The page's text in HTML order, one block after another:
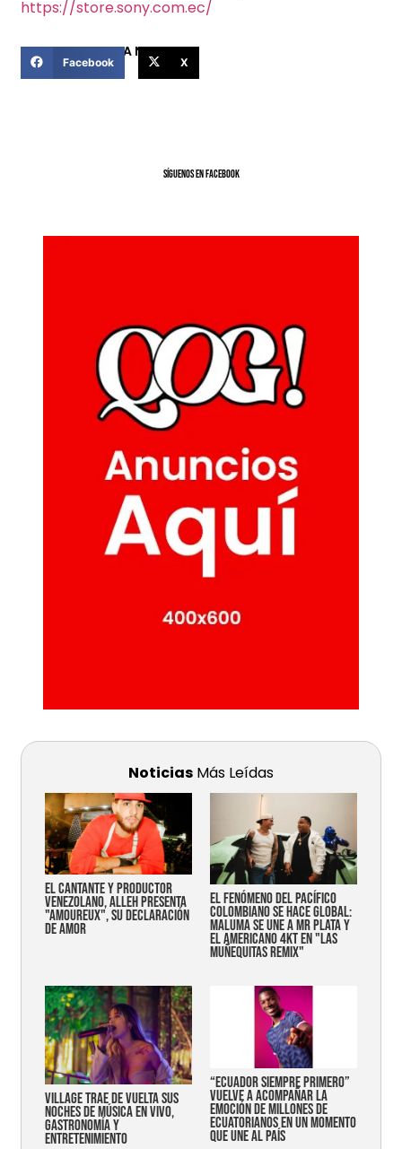
https://store.sony.com.ec/
COMPARTIR ESTA NOTICIA
Facebook X
SíGUENOS EN FACEBOOK
Noticias Más Leídas
EL CANTANTE Y PRODUCTOR
VENEZOLANO, ALLEH PRESENTA
"AMOUREUX", SU DECLARACIÓN
DE AMOR
EL FENÓMENO DEL PACÍFICO
COLOMBIANO SE HACE GLOBAL:
MALUMA SE UNE A MR PLATA Y
EL AMERICANO 4KT EN "LAS
MUÑEQUITAS REMIX"
Village trae de vuelta sus
noches de música en vivo,
gastronomía y
entretenimiento
“Ecuador siempre primero”
vuelve a acompañar la
emoción de millones de
ecuatorianos en un momento
que une al país